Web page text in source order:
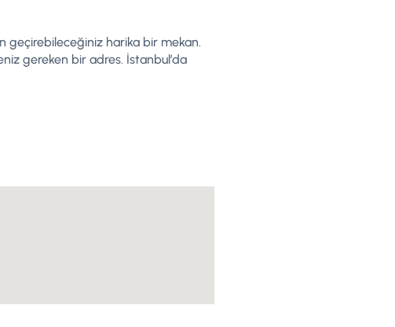
geçirebileceğiniz harika bir mekan.
gereken bir adres. İstanbul’da